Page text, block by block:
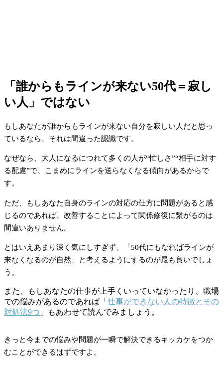
「誰からもラインが来ない50代＝寂し
い人」ではない
もしあなたが誰からもラインが来ない自分を寂しい人だと思っ
ているなら、それは間違った認識です。
なぜなら、大人になるにつれて多くの人が“忙しさ”“相手に対す
る配慮”で、こまめにラインを送らなくなる傾向があるからで
す。
ただ、もしあなた自身のラインの対応の仕方に問題があると感
じるのであれば、改善することによって関係修復に繋がるのは
間違いありません。
とはいえあまり深く気にしすぎず、「50代にもなればラインが
来なくなるのが自然」と考えるようにするのが最も良いでしょ
う。
また、もしあなたの仕事が上手くいっていなかったり、職場
での悩みがあるのであれば「 仕事ができない人の特徴とその
対処法9つ 」もあわせて読んでみましょう。
きっと今までの悩みや問題が一瞬で解決できるキッカケをつか
むことができるはずですよ。